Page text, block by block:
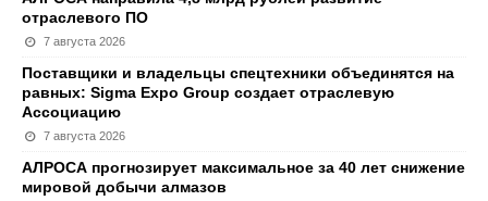
отраслевого ПО
7 августа 2026
Поставщики и владельцы спецтехники объединятся на
равных: Sigma Expo Group создает отраслевую
Ассоциацию
7 августа 2026
АЛРОСА прогнозирует максимальное за 40 лет снижение
мировой добычи алмазов